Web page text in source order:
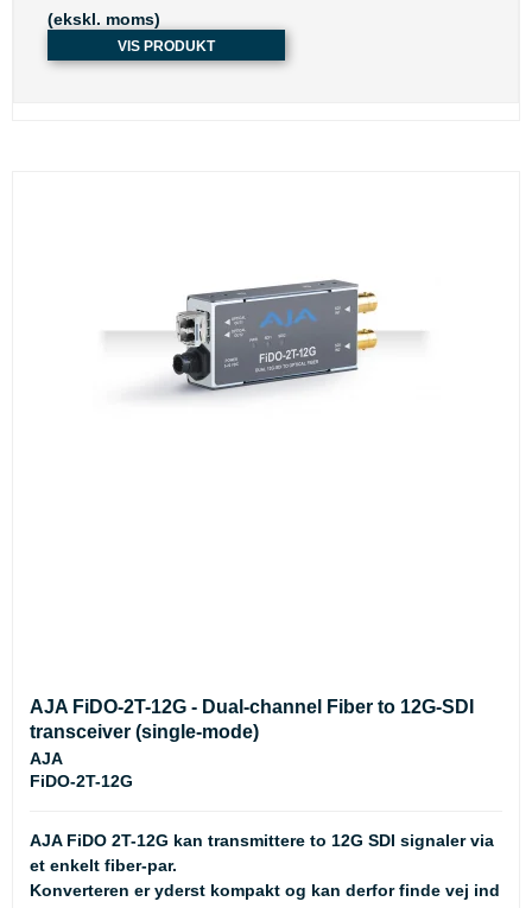
(ekskl. moms)
VIS PRODUKT
AJA FiDO-2T-12G - Dual-channel Fiber to 12G-SDI
transceiver (single-mode)
AJA
FiDO-2T-12G
AJA FiDO 2T-12G kan transmittere to 12G SDI signaler via
et enkelt fiber-par.
Konverteren er yderst kompakt og kan derfor finde vej ind